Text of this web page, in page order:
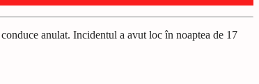
anulat. Incidentul a avut loc în noaptea de 17